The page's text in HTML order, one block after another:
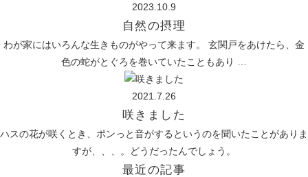
2023.10.9
自然の摂理
わが家にはいろんな生きものがやって来ます。 玄関戸をあけたら、金
色の蛇がとぐろを巻いていたこともあり …
2021.7.26
咲きました
ハスの花が咲くとき、ポンっと音がするというのを聞いたことがありま
すが、、、。どうだったんでしょう。
最近の記事